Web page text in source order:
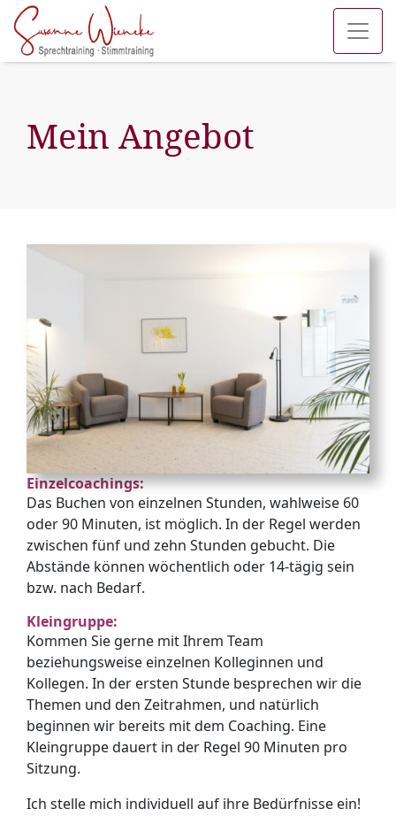
Mein Angebot
Einzelcoachings:
Das Buchen von einzelnen Stunden, wahlweise 60
oder 90 Minuten, ist möglich. In der Regel werden
zwischen fünf und zehn Stunden gebucht. Die
Abstände können wöchentlich oder 14-tägig sein
bzw. nach Bedarf.
Kleingruppe:
Kommen Sie gerne mit Ihrem Team
beziehungsweise einzelnen Kolleginnen und
Kollegen. In der ersten Stunde besprechen wir die
Themen und den Zeitrahmen, und natürlich
beginnen wir bereits mit dem Coaching. Eine
Kleingruppe dauert in der Regel 90 Minuten pro
Sitzung.
Ich stelle mich individuell auf ihre Bedürfnisse ein!